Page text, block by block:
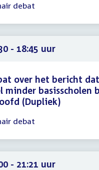
debat
- 18:45 uur
over het bericht
minder basisscholen
(Dupliek)
debat
- 21:21 uur